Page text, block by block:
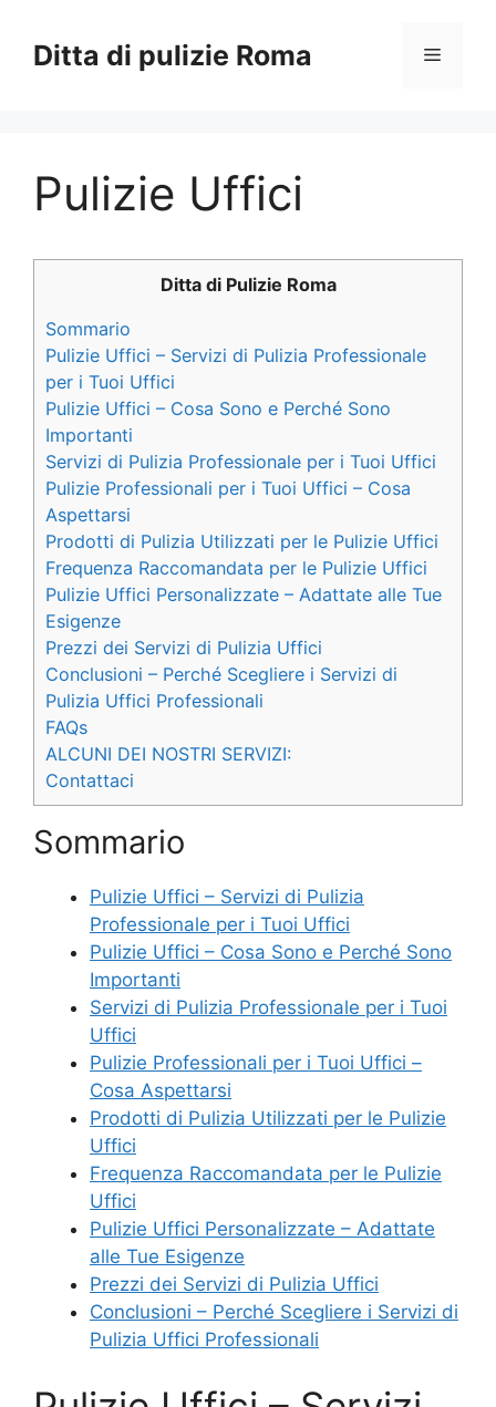
contenuto
Ditta di pulizie Roma Menu
Pulizie Uffici
Ditta di Pulizie Roma
Sommario
Pulizie Uffici – Servizi di Pulizia Professionale
per i Tuoi Uffici
Pulizie Uffici – Cosa Sono e Perché Sono
Importanti
Servizi di Pulizia Professionale per i Tuoi Uffici
Pulizie Professionali per i Tuoi Uffici – Cosa
Aspettarsi
Prodotti di Pulizia Utilizzati per le Pulizie Uffici
Frequenza Raccomandata per le Pulizie Uffici
Pulizie Uffici Personalizzate – Adattate alle Tue
Esigenze
Prezzi dei Servizi di Pulizia Uffici
Conclusioni – Perché Scegliere i Servizi di
Pulizia Uffici Professionali
FAQs
ALCUNI DEI NOSTRI SERVIZI:
Contattaci
Sommario
Pulizie Uffici – Servizi di Pulizia
Professionale per i Tuoi Uffici
Pulizie Uffici – Cosa Sono e Perché Sono
Importanti
Servizi di Pulizia Professionale per i Tuoi
Uffici
Pulizie Professionali per i Tuoi Uffici –
Cosa Aspettarsi
Prodotti di Pulizia Utilizzati per le Pulizie
Uffici
Frequenza Raccomandata per le Pulizie
Uffici
Pulizie Uffici Personalizzate – Adattate
alle Tue Esigenze
Prezzi dei Servizi di Pulizia Uffici
Conclusioni – Perché Scegliere i Servizi di
Pulizia Uffici Professionali